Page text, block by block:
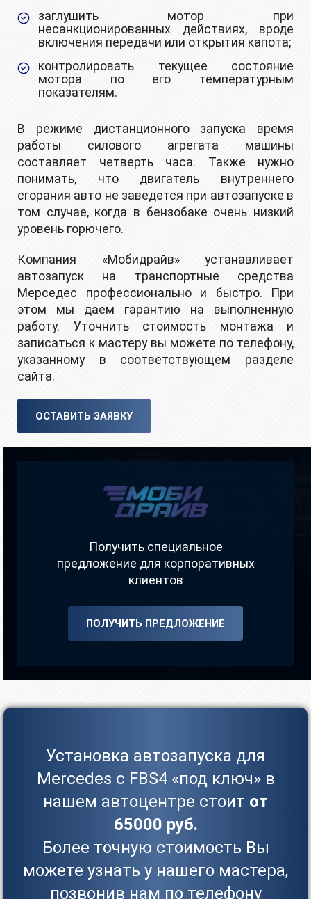
заглушить мотор при
несанкционированных действиях, вроде
включения передачи или открытия капота;
контролировать текущее состояние
мотора по его температурным
показателям.
В режиме дистанционного запуска время
работы силового агрегата машины
составляет четверть часа. Также нужно
понимать, что двигатель внутреннего
сгорания авто не заведется при автозапуске в
том случае, когда в бензобаке очень низкий
уровень горючего.
Компания «Moбидpайв» устанавливает
автозапуск на транспортные средства
Мерседес профессионально и быстро. При
этом мы даем гарантию на выполненную
работу. Уточнить стоимость монтажа и
записаться к мастеру вы можете по телефону,
указанному в соответствующем разделе
сайта.
ОСТАВИТЬ ЗАЯВКУ
Получить специальное
предложение для корпоративных
клиентов
ПОЛУЧИТЬ ПРЕДЛОЖЕНИЕ
Установка автозапуска для
Mercedes с FBS4 «под ключ» в
нашем автоцентре стоит от
65000 руб.
Более точную стоимость Вы
можете узнать у нашего мастера,
позвонив нам по телефону